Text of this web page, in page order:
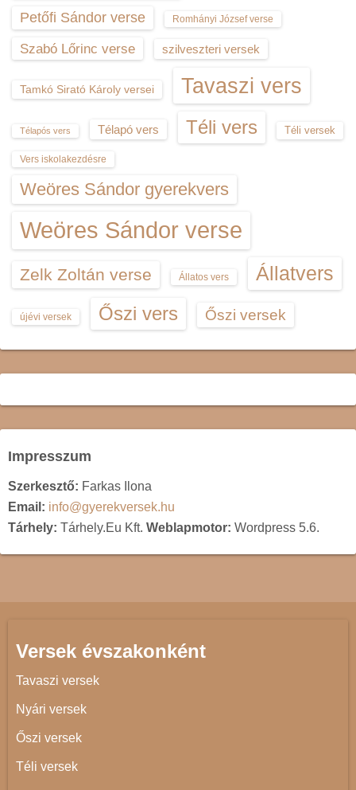
Petőfi Sándor verse Romhányi József verse
Szabó Lőrinc verse szilveszteri versek
Tamkó Sirató Károly versei Tavaszi vers
Télapós vers Télapó vers Téli vers Téli versek
Vers iskolakezdésre
Weöres Sándor gyerekvers
Weöres Sándor verse
Zelk Zoltán verse Állatos vers Állatvers
újévi versek Őszi vers Őszi versek
Impresszum
Szerkesztő: Farkas Ilona
Email: info@gyerekversek.hu
Tárhely: Tárhely.Eu Kft. Weblapmotor: Wordpress 5.6.
Versek évszakonként
Tavaszi versek
Nyári versek
Őszi versek
Téli versek